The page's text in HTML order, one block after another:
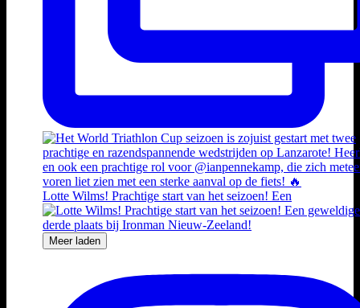
Lotte Wilms! Prachtige start van het seizoen! Een
Meer laden